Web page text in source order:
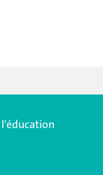
l'éducation